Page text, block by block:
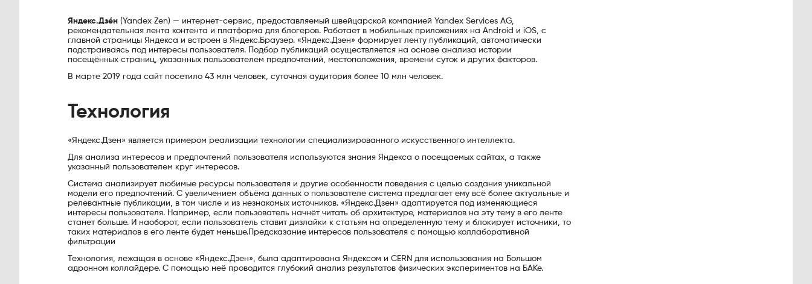
Я́ндекс.Дзе́н (Yandex Zen) — интернет-сервис, предоставляемый швейцарской компанией Yandex Services AG,
рекомендательная лента контента и платформа для блогеров. Работает в мобильных приложениях на Android и iOS, с
главной страницы Яндекса и встроен в Яндекс.Браузер. «Яндекс.Дзен» формирует ленту публикаций, автоматически
подстраиваясь под интересы пользователя. Подбор публикаций осуществляется на основе анализа истории
посещённых страниц, указанных пользователем предпочтений, местоположения, времени суток и других факторов.
В марте 2019 года сайт посетило 43 млн человек, суточная аудитория более 10 млн человек.
Технология
«Яндекс.Дзен» является примером реализации технологии специализированного искусственного интеллекта.
Для анализа интересов и предпочтений пользователя используются знания Яндекса о посещаемых сайтах, а также
указанный пользователем круг интересов.
Система анализирует любимые ресурсы пользователя и другие особенности поведения с целью создания уникальной
модели его предпочтений. С увеличением объёма данных о пользователе система предлагает ему всё более актуальные и
релевантные публикации, в том числе и из незнакомых источников. «Яндекс.Дзен» адаптируется под изменяющиеся
интересы пользователя. Например, если пользователь начнёт читать об архитектуре, материалов на эту тему в его ленте
станет больше. И наоборот, если пользователь ставит дизлайки к статьям на определенную тему и блокирует источники, то
таких материалов в его ленте будет меньше.Предсказание интересов пользователя с помощью коллаборативной
фильтрации
Технология, лежащая в основе «Яндекс.Дзен», была адаптирована Яндексом и CERN для использования на Большом
адронном коллайдере. С помощью неё проводится глубокий анализ результатов физических экспериментов на БАКе.